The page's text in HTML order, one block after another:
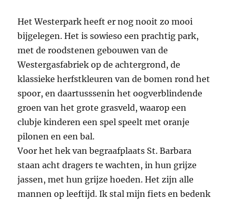
Het Westerpark heeft er nog nooit zo mooi
bijgelegen. Het is sowieso een prachtig park,
met de roodstenen gebouwen van de
Westergasfabriek op de achtergrond, de
klassieke herfstkleuren van de bomen rond het
spoor, en daartusssenin het oogverblindende
groen van het grote grasveld, waarop een
clubje kinderen een spel speelt met oranje
pilonen en een bal.
Voor het hek van begraafplaats St. Barbara
staan acht dragers te wachten, in hun grijze
jassen, met hun grijze hoeden. Het zijn alle
mannen op leeftijd. Ik stal mijn fiets en bedenk